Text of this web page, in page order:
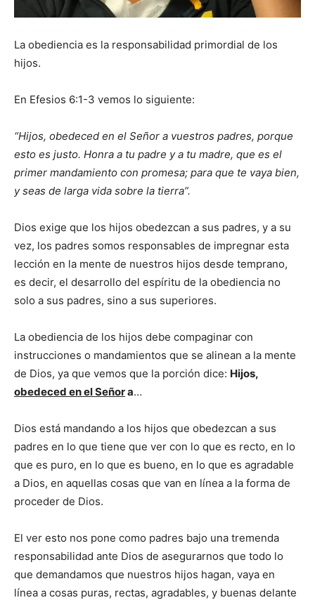
La obediencia es la responsabilidad primordial de los
hijos.
En Efesios 6:1-3 vemos lo siguiente:
“Hijos, obedeced en el Señor a vuestros padres, porque
esto es justo. Honra a tu padre y a tu madre, que es el
primer mandamiento con promesa; para que te vaya bien,
y seas de larga vida sobre la tierra”.
Dios exige que los hijos obedezcan a sus padres, y a su
vez, los padres somos responsables de impregnar esta
lección en la mente de nuestros hijos desde temprano,
es decir, el desarrollo del espíritu de la obediencia no
solo a sus padres, sino a sus superiores.
La obediencia de los hijos debe compaginar con
instrucciones o mandamientos que se alinean a la mente
de Dios, ya que vemos que la porción dice: Hijos,
obedeced en el Señora…
Dios está mandando a los hijos que obedezcan a sus
padres en lo que tiene que ver con lo que es recto, en lo
que es puro, en lo que es bueno, en lo que es agradable
a Dios, en aquellas cosas que van en línea a la forma de
proceder de Dios.
El ver esto nos pone como padres bajo una tremenda
responsabilidad ante Dios de asegurarnos que todo lo
que demandamos que nuestros hijos hagan, vaya en
línea a cosas puras, rectas, agradables, y buenas delante